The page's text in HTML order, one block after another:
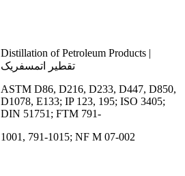
Distillation of Petroleum Products |
تقطیر اتمسفریک
ASTM D86, D216, D233, D447, D850,
D1078, E133; IP 123, 195; ISO 3405;
DIN 51751; FTM 791-
1001, 791-1015; NF M 07-002